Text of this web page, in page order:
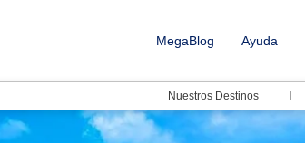
MegaBlog Ayuda
Nuestros Destinos